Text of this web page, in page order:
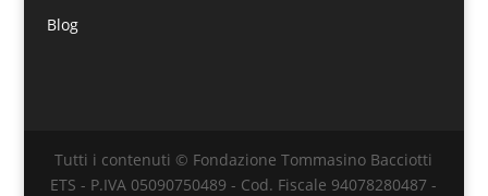
Blog
Tutti i contenuti © Fondazione Tommasino Bacciotti
ETS - P.IVA 05090750489 - Cod. Fiscale 94078280487 -